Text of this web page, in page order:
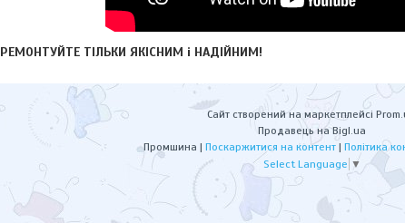
РЕМОНТУЙТЕ ТІЛЬКИ ЯКІСНИМ і НАДІЙНИМ!
Сайт створений на маркетплейсі
Продавець на Bigl.ua
Промшина | Поскаржитися на контент | Політика
Select Language ▼